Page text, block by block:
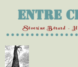
Entre
Séverine Bérard -